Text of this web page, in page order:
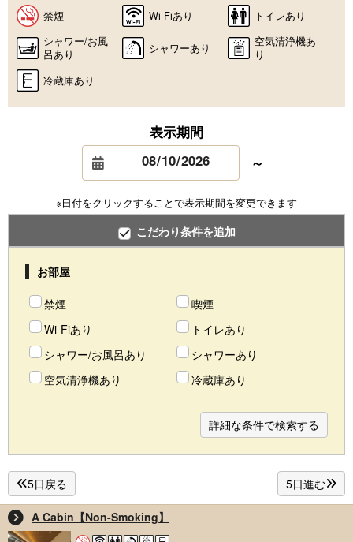
禁煙 Wi-Fiあり
トイレあり
シャワー/お風
呂あり
シャワーあり
空気清浄機あ
り
冷蔵庫あり
表示期間
～
※日付をクリックすることで表示期間を変更できます
こだわり条件を追加
お部屋
禁煙
喫煙
Wi-Fiあり
トイレあり
シャワー/お風呂あり
シャワーあり
空気清浄機あり
冷蔵庫あり
詳細な条件で検索する
5日戻る 5日進む
A Cabin【Non-Smoking】